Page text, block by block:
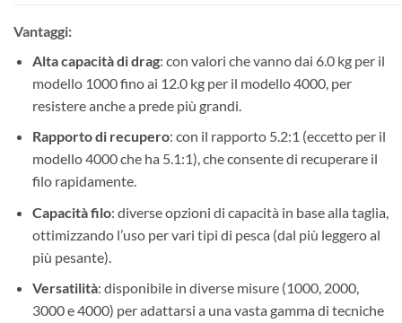
Vantaggi:
Alta capacità di drag: con valori che vanno dai 6.0 kg per il
modello 1000 fino ai 12.0 kg per il modello 4000, per
resistere anche a prede più grandi.
Rapporto di recupero: con il rapporto 5.2:1 (eccetto per il
modello 4000 che ha 5.1:1), che consente di recuperare il
filo rapidamente.
Capacità filo: diverse opzioni di capacità in base alla taglia,
ottimizzando l’uso per vari tipi di pesca (dal più leggero al
più pesante).
Versatilità: disponibile in diverse misure (1000, 2000,
3000 e 4000) per adattarsi a una vasta gamma di tecniche